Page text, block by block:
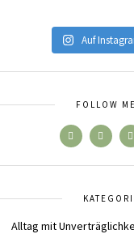
Auf
FOLLOW
Alltag mit